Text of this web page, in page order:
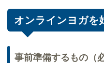
オンラインヨガを
事前準備するもの（